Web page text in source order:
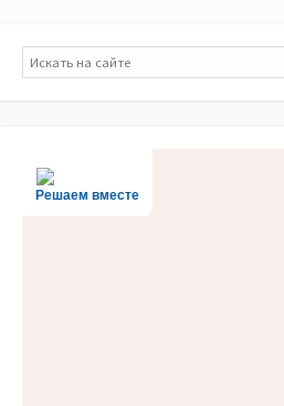
Поиск
Решаем вместе